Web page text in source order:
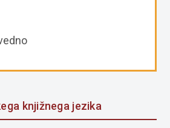
knjižnega jezika